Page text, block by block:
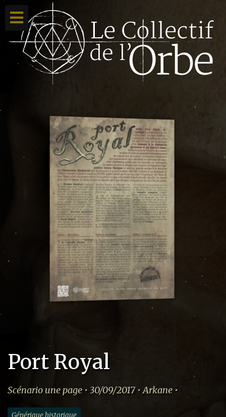
Accueil
Ton compte
Qui sommes nous ?
Contacte-nous
Port Royal
Scénario une page • 30/09/2017 • Arkane •
Générique historique